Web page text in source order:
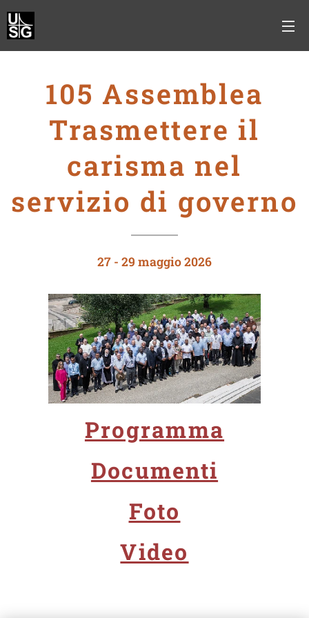
105 Assemblea
Trasmettere il
carisma nel
servizio di governo
27 - 29 maggio 2026
Programma
Documenti
Foto
Video